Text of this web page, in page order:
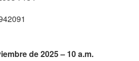
de 2025 – 10 a.m.